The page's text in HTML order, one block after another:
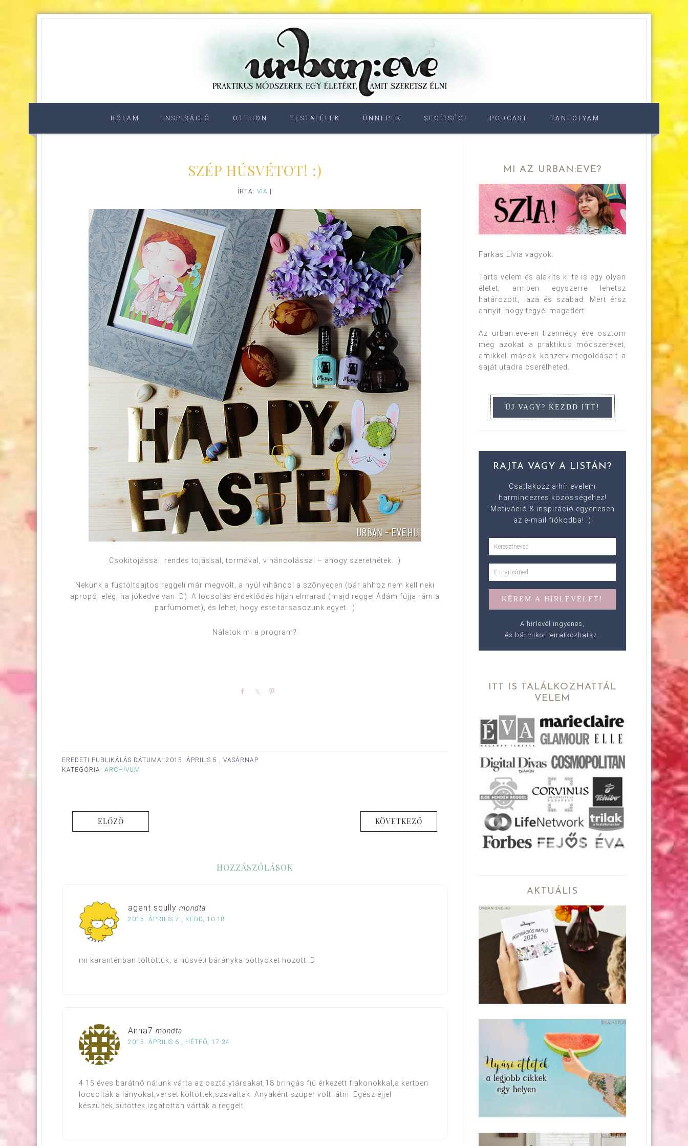
RÓLAM INSPIRÁCIÓ OTTHON TEST&LÉLEK ÜNNEPEK SEGÍTSÉG! PODCAST TANFOLYAM
SZÉP HÚSVÉTOT! :)
ÍRTA:VIA
Csokitojással, rendes tojással, tormával, viháncolással – ahogy szeretnétek. :)
Nekünk a füstöltsajtos reggeli már megvolt, a nyúl viháncol a szőnyegen (bár ahhoz nem kell neki
apropó, elég, ha jókedve van :D). A locsolás érdeklődés híján elmarad (majd reggel Ádám fújja rám a
parfümömet), és lehet, hogy este társasozunk egyet. :)
Nálatok mi a program?
Share Share
EREDETI PUBLIKÁLÁS DÁTUMA: 2015. ÁPRILIS 5., VASÁRNAP
KATEGÓRIA: ARCHÍVUM
ELŐZŐ KÖVETKEZŐ
HOZZÁSZÓLÁSOK
agent scully mondta
2015. ÁPRILIS 7., KEDD, 10:18
mi karanténban töltöttük, a húsvéti bárányka pöttyöket hozott :D
Anna7 mondta
2015. ÁPRILIS 6., HÉTFŐ, 17:34
4 15 éves barátnő nálunk várta az osztálytársakat,18 bringás fiú érkezett flakonokkal,a kertben
locsolták a lányokat,verset költöttek,szavaltak. Anyaként szuper volt látni. Egész éjjel
készültek,sütöttek,izgatottan várták a reggelt.
MI AZ URBAN:EVE?
Farkas Lívia vagyok.
Tarts velem és alakíts ki te is egy olyan
életet, amiben egyszerre lehetsz
határozott, laza és szabad. Mert érsz
annyit, hogy tegyél magadért.
Az urban:eve-en tizennégy éve osztom
meg azokat a praktikus módszereket,
amikkel mások konzerv-megoldásait a
saját utadra cserélheted.
RAJTA VAGY A LISTÁN?
Csatlakozz a hírlevelem
harmincezres közösségéhez!
Motiváció & inspiráció egyenesen
az e-mail fiókodba! :)
A hírlevél ingyenes,
és bármikor leiratkozhatsz.
ITT IS TALÁLKOZHATTÁL
VELEM
AKTUÁLIS